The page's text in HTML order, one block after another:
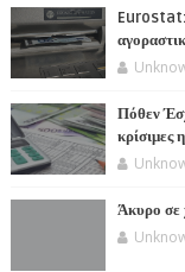
Eurostat:
Πόθεν
κρίσιμες
Άκυρο σε